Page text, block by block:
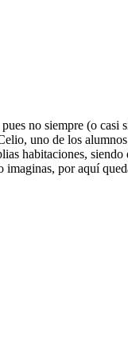
no siempre (o casi
uno de los
habitaciones,
imaginas, por aquí